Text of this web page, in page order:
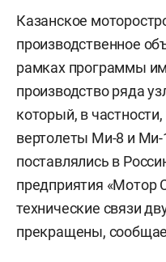
Казанское
производственное
рамках программы
производство ряда
который, в
вертолеты Ми-8 и Ми-
поставлялись в
предприятия «Мотор
технические связи
прекращены,